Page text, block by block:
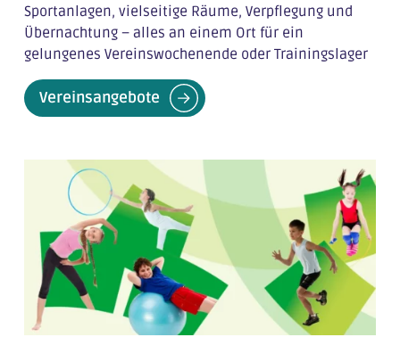
Sportanlagen, vielseitige Räume, Verpflegung und
Übernachtung – alles an einem Ort für ein
gelungenes Vereinswochenende oder Trainingslager
Vereinsangebote